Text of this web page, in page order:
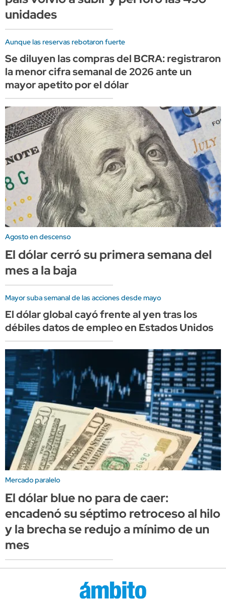
unidades
Aunque las reservas rebotaron fuerte
Se diluyen las compras del BCRA: registraron
la menor cifra semanal de 2026 ante un
mayor apetito por el dólar
Agosto en descenso
El dólar cerró su primera semana del
mes a la baja
Mayor suba semanal de las acciones desde mayo
El dólar global cayó frente al yen tras los
débiles datos de empleo en Estados Unidos
Mercado paralelo
El dólar blue no para de caer:
encadenó su séptimo retroceso al hilo
y la brecha se redujo a mínimo de un
mes